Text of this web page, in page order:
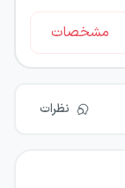
مشخصات
نظرات